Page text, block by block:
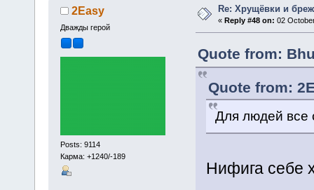
2Easy
Дважды герой
Posts: 9114
Карма: +1240/-189
Re: Хрущёвки и
« Reply #48 on: 02
Quote from:
Quote from:
Для людей все
Нифига себе